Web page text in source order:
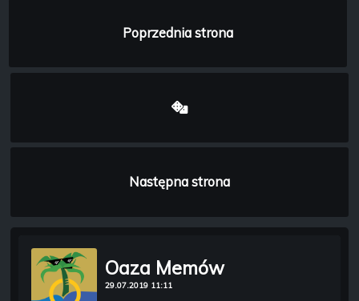
Poprzednia strona
Następna strona
Oaza Memów
29.07.2019 11:11